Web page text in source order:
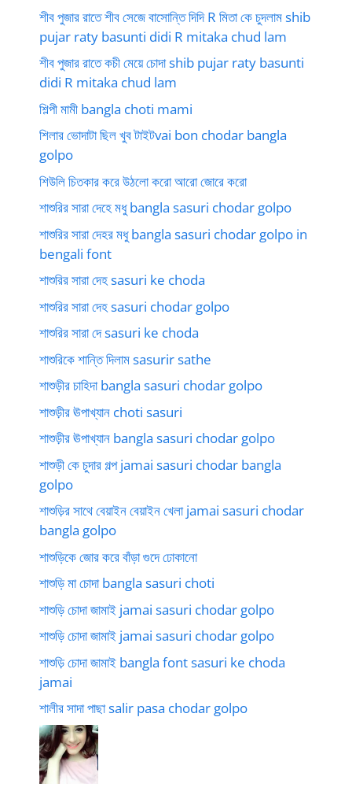
শীব পুজার রাতে শীব সেজে বাসোন্তি দিদি R মিতা কে চুদলাম shib
pujar raty basunti didi R mitaka chud lam
শীব পুজার রাতে কচী মেয়ে চোদা shib pujar raty basunti
didi R mitaka chud lam
শিল্পী মামী bangla choti mami
শিলার ভোদাটা ছিল খুব টাইটvai bon chodar bangla
golpo
শিউলি চিতকার করে উঠলো করো আরো জোরে করো
শাশুরির সারা দেহে মধু bangla sasuri chodar golpo
শাশুরির সারা দেহর মধু bangla sasuri chodar golpo in
bengali font
শাশুরির সারা দেহ sasuri ke choda
শাশুরির সারা দেহ sasuri chodar golpo
শাশুরির সারা দে sasuri ke choda
শাশুরিকে শান্তি দিলাম sasurir sathe
শাশুড়ীর চাহিদা bangla sasuri chodar golpo
শাশুড়ীর ঊপাখ্যান choti sasuri
শাশুড়ীর ঊপাখ্যান bangla sasuri chodar golpo
শাশুড়ী কে চুদার গল্প jamai sasuri chodar bangla
golpo
শাশুড়ির সাথে বেয়াইন বেয়াইন খেলা jamai sasuri chodar
bangla golpo
শাশুড়িকে জোর করে বাঁড়া গুদে ঢোকানো
শাশুড়ি মা চোদা bangla sasuri choti
শাশুড়ি চোদা জামাই jamai sasuri chodar golpo
শাশুড়ি চোদা জামাই jamai sasuri chodar golpo
শাশুড়ি চোদা জামাই bangla font sasuri ke choda
jamai
শালীর সাদা পাছা salir pasa chodar golpo